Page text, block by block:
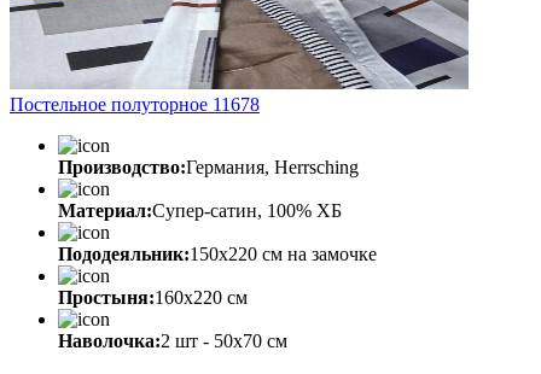
Постельное полуторное 11678
Производство:Германия, Herrsching
Материал:Супер-сатин, 100% ХБ
Пододеяльник:150х220 см на замочке
Простыня:160х220 см
Наволочка:2 шт - 50x70 см